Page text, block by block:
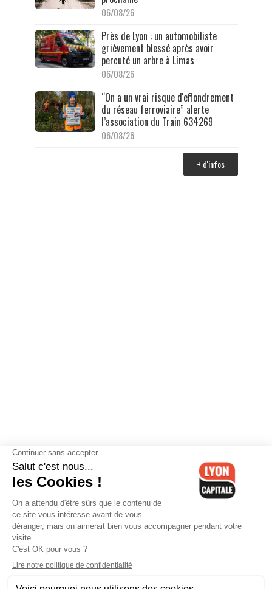
06/08/26
Près de Lyon : un automobiliste
grièvement blessé après avoir
percuté un arbre à Limas
06/08/26
“On a un vrai risque d'effondrement
du réseau ferroviaire” alerte
l’association du Train 634269
06/08/26
+ d'infos